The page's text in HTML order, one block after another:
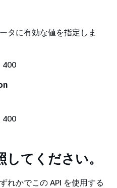
タに有効な値を指定しま
400
400
てください。
れかでこの API を使用する